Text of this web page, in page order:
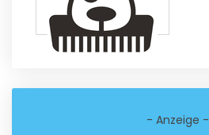
- Anzeige -